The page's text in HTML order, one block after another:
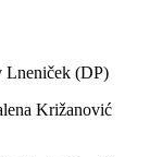
Lneniček (DP)
Križanović